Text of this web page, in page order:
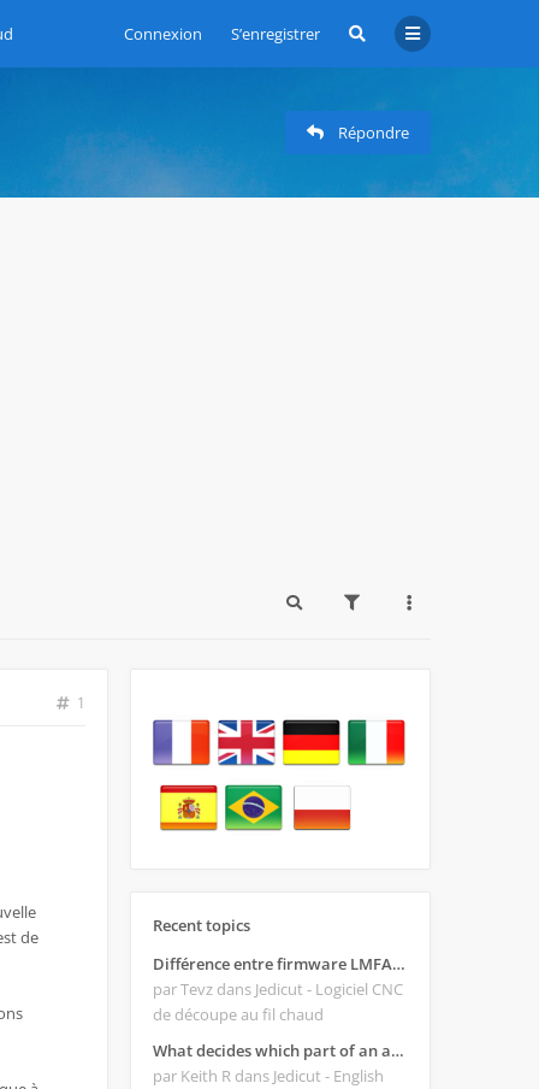
Connexion S’enregistrer
Répondre
1
de
Recent topics
Différence entre firmware LMFAO_V4_8_0 et du GRBL
par Tevz dans Jedicut - Logiciel CNC
de découpe au fil chaud
What decides which part of an airfoil is the extrado and intrado?
par Keith R dans Jedicut - English